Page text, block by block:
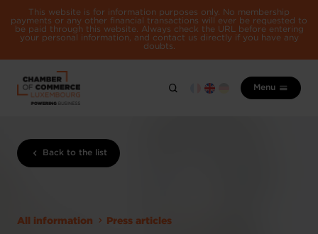
This website is for information purposes only. No membership
payments or any other financial transactions will ever be requested to
be paid through this website. Always check the URL before entering
your personal information, and contact us directly if you have any
doubts.
Menu
Back to the list
All information Press articles